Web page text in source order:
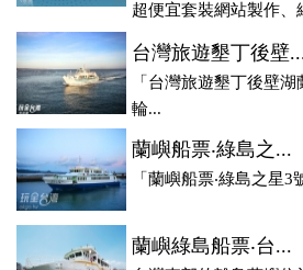
超便宜套裝網站製作、
登、訂房系統、客房委託旅行社銷售，
台灣旅遊墾丁後壁
「台灣旅遊墾丁後壁
輪...
蘭嶼船票‧綠島之...
「蘭嶼船票‧綠島之星3
蘭嶼綠島船票‧台...